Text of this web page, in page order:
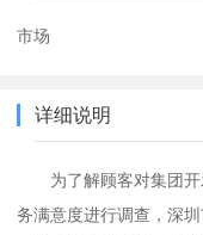
市场
详细说明
为了解顾客对集团
务满意度进行调查，深